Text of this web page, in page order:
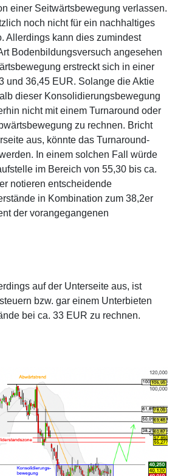
einer Seitwärtsbewegung verlassen.
noch nicht für ein nachhaltiges
Allerdings kann dies zumindest
Bodenbildungsversuch angesehen
erstreckt sich in einer
und 36,45 EUR. Solange die Aktie
dieser Konsolidierungsbewegung
nicht mit einem Turnaround oder
zu rechnen. Bricht
aus, könnte das Turnaround-
In einem solchen Fall würde
im Bereich von 55,30 bis ca.
notieren entscheidende
in Kombination zum 38,2er
der vorangegangenen
auf der Unterseite aus, ist
bzw. gar einem Unterbieten
bei ca. 33 EUR zu rechnen.